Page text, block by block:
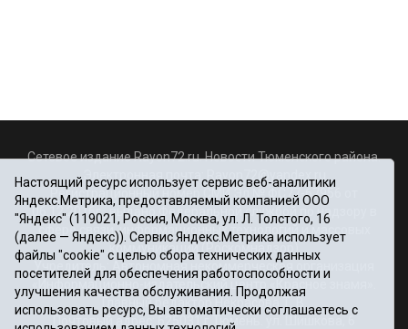
Сетевое издание Rayon72.ru. Новости Тюменского района.
Rayon72@yandex.ru
Регистрационный номер СМИ Эл № ФС77-67956 от
06.12.2016г., выдано Федеральной службой по надзору в
сфере связи, информационных технологий и массовых
коммуникаций (Роскомнадзор)
Учредитель: Автономная некоммерческая организация
«Информационно-издательский центр «Красное знамя».
Главный редактор Некрасова Т. В.
Почтовый адрес: 625031 г.Тюмень. ул. Шишкова, 6
Настоящий ресурс использует сервис веб-аналитики
Яндекс.Метрика, предоставляемый компанией ООО
"Яндекс" (119021, Россия, Москва, ул. Л. Толстого, 16
(далее — Яндекс)). Сервис Яндекс.Метрика использует
файлы "cookie" с целью сбора технических данных
посетителей для обеспечения работоспособности и
улучшения качества обслуживания. Продолжая
использовать ресурс, Вы автоматически соглашаетесь с